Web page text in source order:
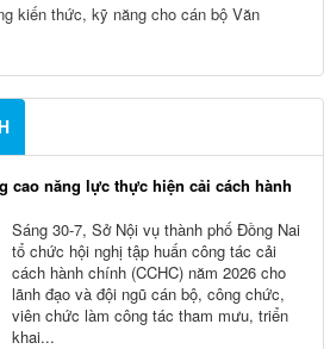
kiến thức, kỹ năng cho cán bộ Văn
cao năng lực thực hiện cải cách hành
Sáng 30-7, Sở Nội vụ thành phố Đồng Nai
tổ chức hội nghị tập huấn công tác cải
cách hành chính (CCHC) năm 2026 cho
lãnh đạo và đội ngũ cán bộ, công chức,
viên chức làm công tác tham mưu, triển
khai...